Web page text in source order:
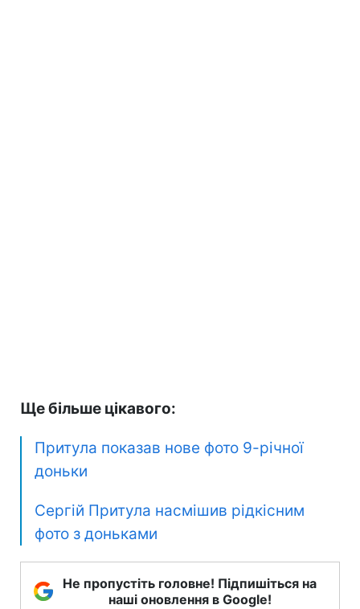
Ще більше цікавого:
Притула показав нове фото 9-річної
доньки
Сергій Притула насмішив рідкісним
фото з доньками
Не пропустіть головне! Підпишіться на
наші оновлення в Google!